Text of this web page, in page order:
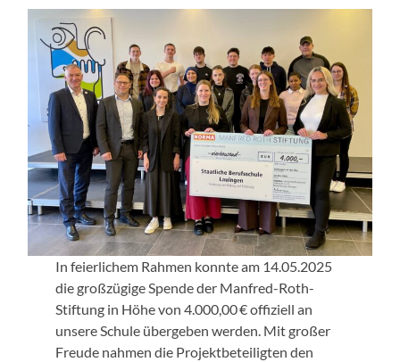
In feierlichem Rahmen konnte am 14.05.2025
die großzügige Spende der Manfred-Roth-
Stiftung in Höhe von 4.000,00 € offiziell an
unsere Schule übergeben werden. Mit großer
Freude nahmen die Projektbeteiligten den